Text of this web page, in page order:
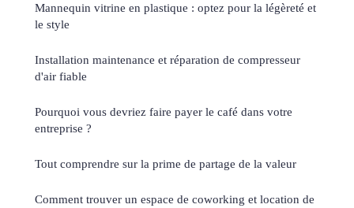
Mannequin vitrine en plastique : optez pour la légèreté et
le style
Installation maintenance et réparation de compresseur
d'air fiable
Pourquoi vous devriez faire payer le café dans votre
entreprise ?
Tout comprendre sur la prime de partage de la valeur
Comment trouver un espace de coworking et location de